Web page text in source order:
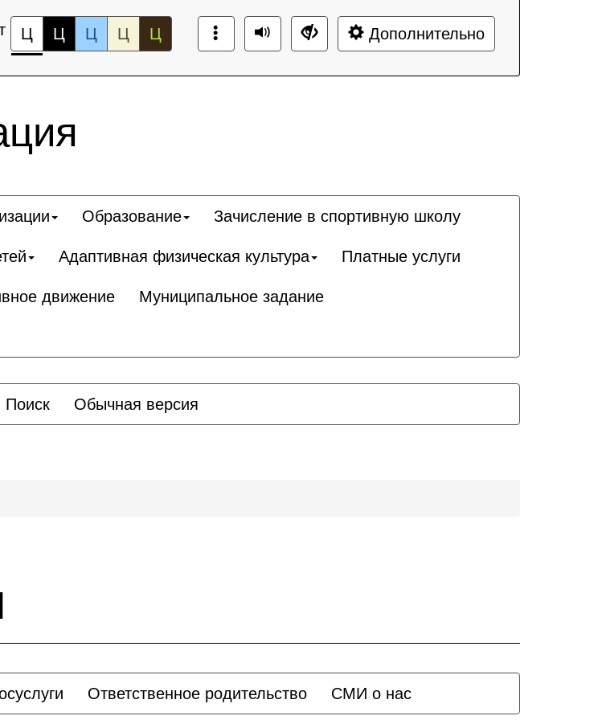
Ц Ц Ц Ц Ц Дополнительно
Образование Зачисление в спортивную школу
Адаптивная физическая культура Платные услуги
движение Муниципальное задание
Поиск Обычная версия
Ответственное родительство СМИ о нас